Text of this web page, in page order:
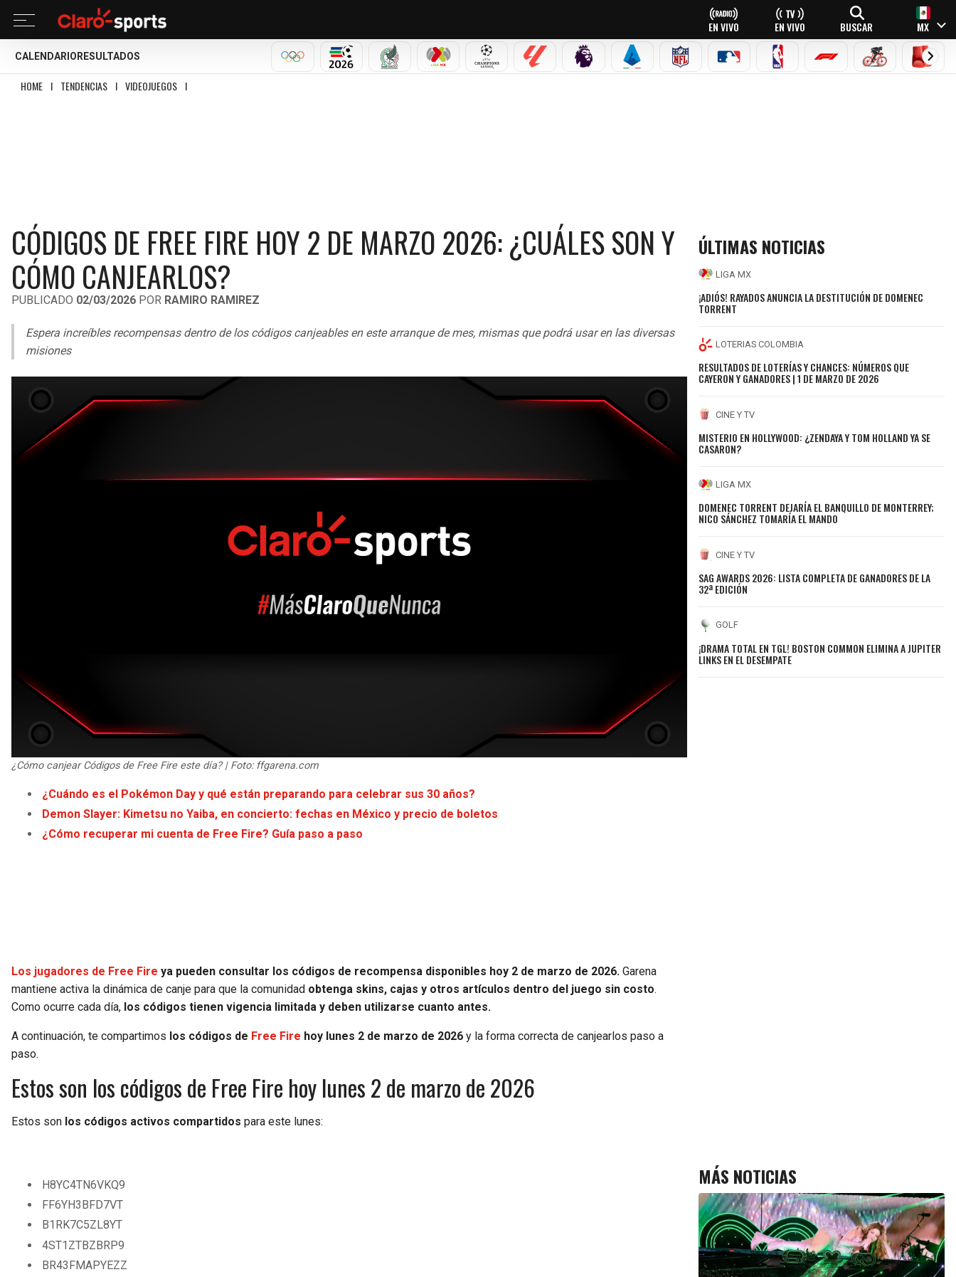
EN VIVO EN VIVO BUSCAR MX
CALENDARIO RESULTADOS
MILANO CORTINA 2026
MUNDIAL 2026SELECCIÓN MEXICANA
LIGA MX CHAMPIONS LEAGUE
LALIGA PREMIER LEAGUE
SERIE A NFL MLB NBA FÓRMULA 1CICLISMOBOXEO
HOME I TENDENCIAS I VIDEOJUEGOS I
CÓDIGOS DE FREE FIRE HOY 2 DE MARZO 2026: ¿CUÁLES SON Y
CÓMO CANJEARLOS?
PUBLICADO 02/03/2026 POR RAMIRO RAMIREZ
Espera increíbles recompensas dentro de los códigos canjeables en este arranque de mes, mismas que podrá usar en las diversas
misiones
¿Cómo canjear Códigos de Free Fire este día? | Foto: ffgarena.com
¿Cuándo es el Pokémon Day y qué están preparando para celebrar sus 30 años?
Demon Slayer: Kimetsu no Yaiba, en concierto: fechas en México y precio de boletos
¿Cómo recuperar mi cuenta de Free Fire? Guía paso a paso
Los jugadores de Free Fire ya pueden consultar los códigos de recompensa disponibles hoy 2 de marzo de 2026. Garena
mantiene activa la dinámica de canje para que la comunidad obtenga skins, cajas y otros artículos dentro del juego sin costo.
Como ocurre cada día, los códigos tienen vigencia limitada y deben utilizarse cuanto antes.
A continuación, te compartimos los códigos de Free Fire hoy lunes 2 de marzo de 2026 y la forma correcta de canjearlos paso a
paso.
Estos son los códigos de Free Fire hoy lunes 2 de marzo de 2026
Estos son los códigos activos compartidos para este lunes:
H8YC4TN6VKQ9
FF6YH3BFD7VT
B1RK7C5ZL8YT
4ST1ZTBZBRP9
BR43FMAPYEZZ
ÚLTIMAS NOTICIAS
LIGA MX
¡ADIÓS! RAYADOS ANUNCIA LA DESTITUCIÓN DE DOMENEC
TORRENT
LOTERIAS COLOMBIA
RESULTADOS DE LOTERÍAS Y CHANCES: NÚMEROS QUE
CAYERON Y GANADORES | 1 DE MARZO DE 2026
CINE Y TV
MISTERIO EN HOLLYWOOD: ¿ZENDAYA Y TOM HOLLAND YA SE
CASARON?
LIGA MX
DOMENEC TORRENT DEJARÍA EL BANQUILLO DE MONTERREY;
NICO SÁNCHEZ TOMARÍA EL MANDO
CINE Y TV
SAG AWARDS 2026: LISTA COMPLETA DE GANADORES DE LA
32ª EDICIÓN
GOLF
¡DRAMA TOTAL EN TGL! BOSTON COMMON ELIMINA A JUPITER
LINKS EN EL DESEMPATE
MÁS NOTICIAS